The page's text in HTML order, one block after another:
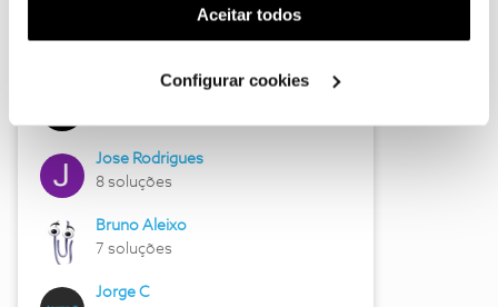
(cookies de publicidade personalizada). Pode gerir a
utilização dos cookies clicando em "Configurar
Aceitar todos
Configurar cookies
Hall of Fame de junho
Jose Rodrigues
8 soluções
Bruno Aleixo
7 soluções
Jorge C